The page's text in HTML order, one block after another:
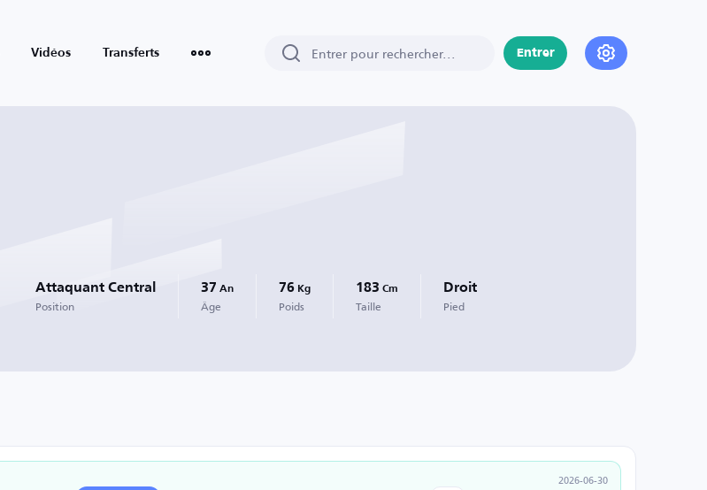
Vidéos Transferts Entrer
Attaquant Central
Position
37 An
Âge
76 Kg
Poids
183 Cm
Taille
Droit
Pied
2026-06-30